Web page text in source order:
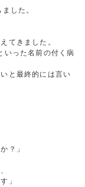
した。
てきました。
いった名前の付く病
と最終的には言い
？」
」